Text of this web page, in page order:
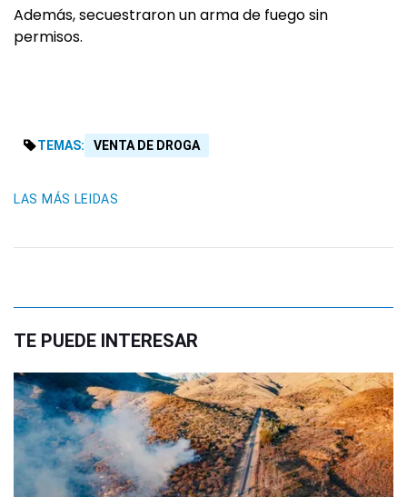
Además, secuestraron un arma de fuego sin
permisos.
TEMAS: VENTA DE DROGA
LAS MÁS LEIDAS
TE PUEDE INTERESAR